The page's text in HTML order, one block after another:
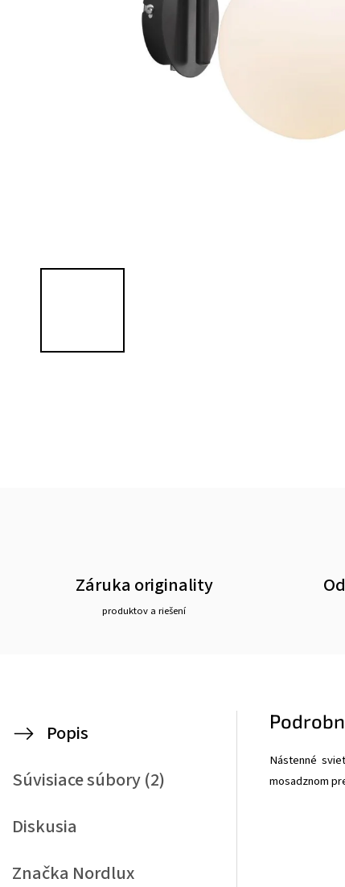
Záruka originality
produktov a riešení
Popis
Súvisiace súbory (2)
Diskusia
Značka Nordlux
Nástenné
mosadznom